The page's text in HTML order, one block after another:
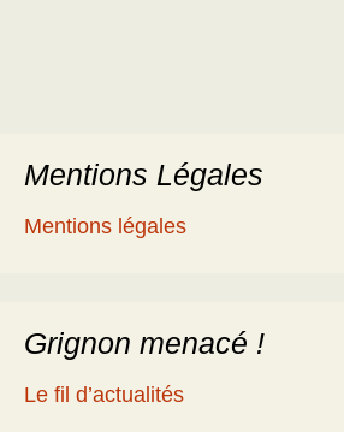
Mentions Légales
Mentions légales
Grignon menacé !
Le fil d’actualités